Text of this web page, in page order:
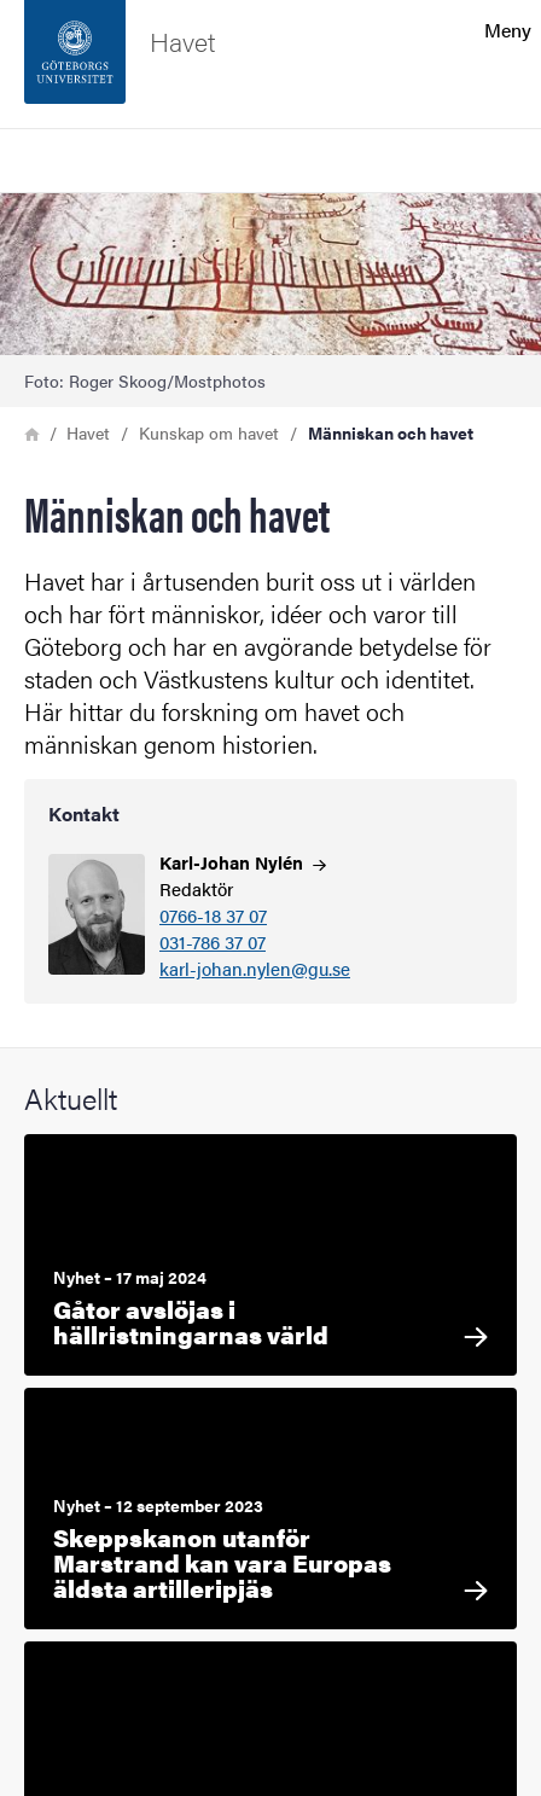
Sidfoten
Om webbplatsen
Meny
Havet
Bild
Foto: Roger Skoog/Mostphotos
Länkstig
HemHavet Kunskap om havet Människan och havet
Människan och havet
Havet har i årtusenden burit oss ut i världen
och har fört människor, idéer och varor till
Göteborg och har en avgörande betydelse för
staden och Västkustens kultur och identitet.
Här hittar du forskning om havet och
människan genom historien.
Kontakt
Karl-Johan Nylén
Redaktör
0766-18 37 07
031-786 37 07
karl-johan.nylen@gu.se
Aktuellt
Nyhet – 17 maj 2024
Gåtor avslöjas i
hällristningarnas värld
Nyhet – 12 september 2023
Skeppskanon utanför
Marstrand kan vara Europas
äldsta artilleripjäs